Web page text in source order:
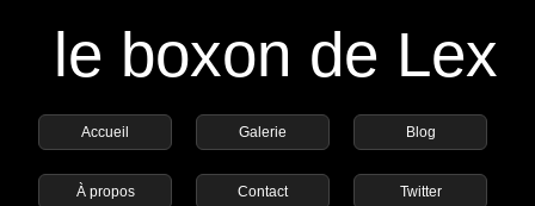
le boxon de Lex
Accueil Galerie Blog
À propos Contact Twitter